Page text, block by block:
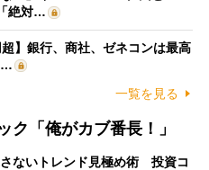
絶対…
】銀行、商社、ゼネコンは最高
…
一覧を見る
ク「俺がカブ番長！」
さないトレンド見極め術 投資コ